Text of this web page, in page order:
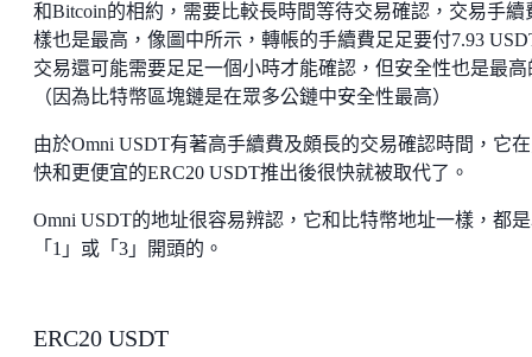
和Bitcoin的相約，需要比較長時間等待交易確認，交易手續
樣也是最高，像圖中所示，轉帳的手續費足足要付7.93
交易還可能需要足足一個小時才能確認，但安全性也是最高
（因為比特幣區塊鏈是在眾多公鏈中安全性最高）
由於Omni USDT有著高手續費及頗長的交易確認時間，它
快和更便宜的ERC20 USDT推出後很快就被取代了。
Omni USDT的地址很容易辨認，它和比特幣地址一樣，都
「1」或「3」開頭的。
ERC20 USDT